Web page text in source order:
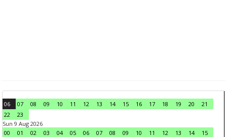
06 07 08 09 10 11 12 13 14 15 16 17 18 19 20
21
22
23
Sun 9 Aug 2026
00
01 02 03 04 05 06 07 08 09 10 11 12 13 14
15